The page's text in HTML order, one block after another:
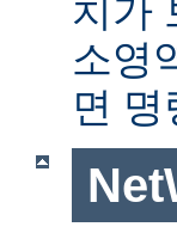
치가
소영
면